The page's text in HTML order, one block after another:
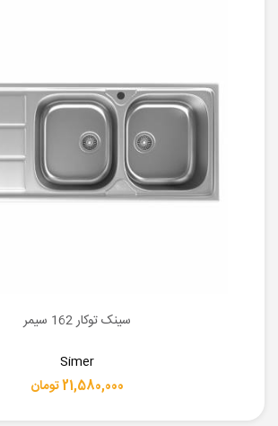
سینک توکار 162 سیمر
Simer
21,580,000 تومان